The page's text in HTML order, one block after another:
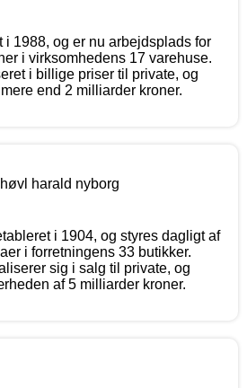
i 1988, og er nu arbejdsplads for
i virksomhedens 17 varehuse.
i billige priser til private, og
end 2 milliarder kroner.
i 1904, og styres dagligt af
i forretningens 33 butikker.
sig i salg til private, og
af 5 milliarder kroner.